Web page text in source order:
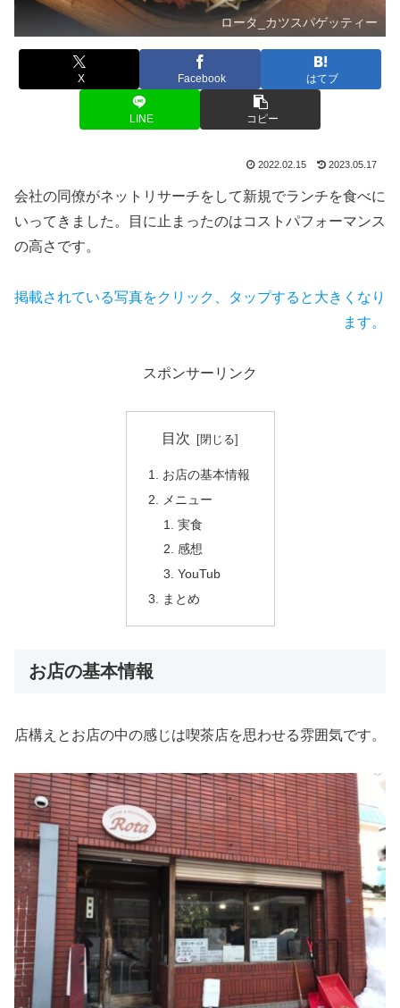
ロータ_カツスパゲッティー
X Facebook はてブ
LINE コピー
2022.02.15 2023.05.17
会社の同僚がネットリサーチをして新規でランチを食べに
いってきました。目に止まったのはコストパフォーマンス
の高さです。
掲載されている写真をクリック、タップすると大きくなり
ます。
スポンサーリンク
目次
お店の基本情報
メニュー
実食
感想
YouTub
まとめ
お店の基本情報
店構えとお店の中の感じは喫茶店を思わせる雰囲気です。